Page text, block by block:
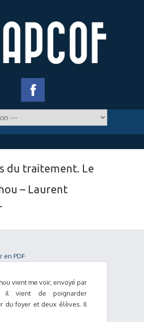
du traitement. Le
– Laurent
en PDF
vient me voir, envoyé par
il vient de poignarder
du foyer et deux élèves. Il